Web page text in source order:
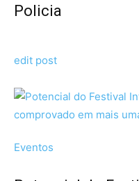
Policia
edit post
Eventos